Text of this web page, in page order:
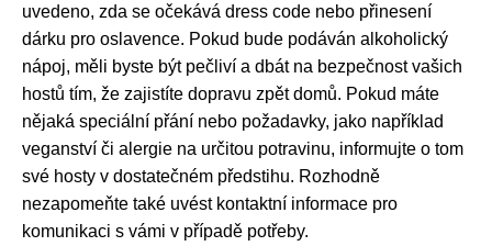
uvedeno, zda se očekává dress code nebo přinesení
dárku pro oslavence. Pokud bude podáván alkoholický
nápoj, měli byste být pečliví a dbát na bezpečnost vašich
hostů tím, že zajistíte dopravu zpět domů. Pokud máte
nějaká speciální přání nebo požadavky, jako například
veganství či alergie na určitou potravinu, informujte o tom
své hosty v dostatečném předstihu. Rozhodně
nezapomeňte také uvést kontaktní informace pro
komunikaci s vámi v případě potřeby.